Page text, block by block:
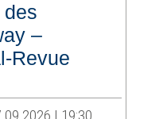
des
–
Revue